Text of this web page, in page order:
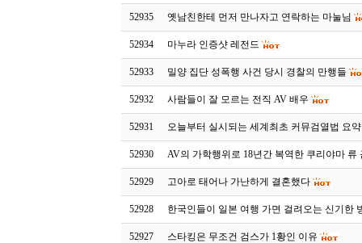
52935 옛남친한테 먼저 만나자고 연락하는 마눌님
52934 마누라 인증샷 레전드
52933 밀양 집단 성폭행 사건 당시 경찰의 만행들
52932 사람들이 잘 모르는 전직 AV 배우
52931 오늘부터 실시되는 세계최초 커뮤검열법 요약
52930 AV의 가학행위로 18년간 복역한 쿠리야마 류
52929 고아로 태어나 가난하게 결혼했다
52928 한국인들이 일본 여행 가면 걸려오는 신기한
52927 스타킹은 무조건 검스가 1황인 이유